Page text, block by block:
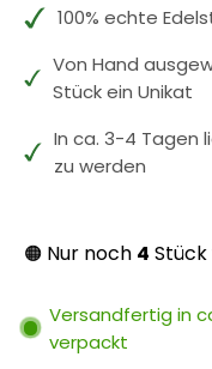
100% echte
Von Hand
Stück ein Unikat
In ca. 3-4 Tagen
zu werden
🟠 Nur noch 4
Versandfertig in
verpackt